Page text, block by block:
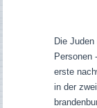
Die Juden
Personen
erste
in der